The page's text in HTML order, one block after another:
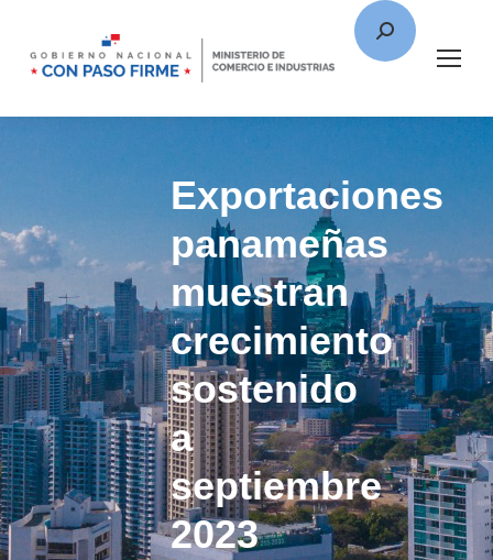
Exportaciones
panameñas
muestran
crecimiento
sostenido
a
septiembre
2023